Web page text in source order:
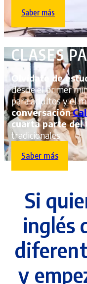
Saber más
CLASES
O
lvídate de
desde el primer
para adultos y el
conversación
cuarta parte del
tradicionales.
Saber más
Si
inglés
y